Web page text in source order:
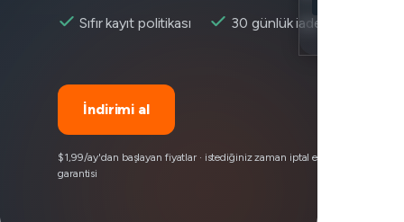
Sıfır kayıt politikası
30 günlük iade
İndirimi al
$1,99/ay'dan başlayan fiyatlar · istediğiniz zaman iptal edin · 30 günlük
garantisi